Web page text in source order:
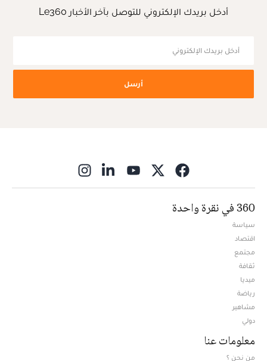
أدخل بريدك الإلكتروني للتوصل بآخر الأخبار Le360
أرسل
360 في نقرة واحدة
سياسة
اقتصاد
مجتمع
ثقافة
ميديا
رياضة
مشاهير
دولي
معلومات عنا
من نحن ؟